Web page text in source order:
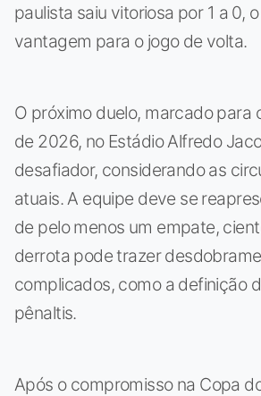
paulista saiu vitoriosa por 1 a 0,
vantagem para o jogo de volta.
O próximo duelo, marcado para
de 2026, no Estádio Alfredo
desafiador, considerando as
atuais. A equipe deve se
de pelo menos um empate,
derrota pode trazer
complicados, como a definição
pênaltis.
Após o compromisso na Copa